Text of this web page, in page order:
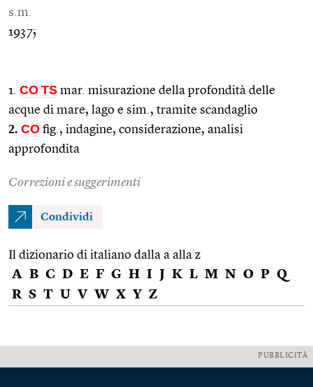
s.m.
1937;
1. CO TS mar. misurazione della profondità delle
acque di mare, lago e sim., tramite scandaglio
2. CO fig., indagine, considerazione, analisi
approfondita
Correzioni e suggerimenti
Condividi
Il dizionario di italiano dalla a alla z
A B C D E F G H I J K L M N O P Q
R S T U V W X Y Z
PUBBLICITÀ